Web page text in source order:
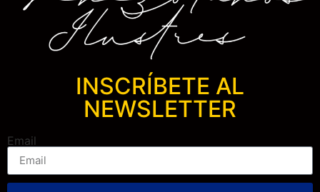
INSCRÍBETE AL
NEWSLETTER
Email